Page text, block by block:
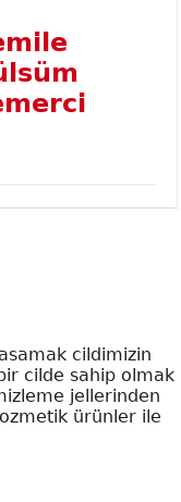
cildimizin
cilde sahip olmak
jellerinden
ürünler ile